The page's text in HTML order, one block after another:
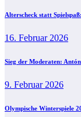
Alterscheck statt
16. Februar 2026
Sieg der Moderaten:
9. Februar 2026
Olympische Winterspiele